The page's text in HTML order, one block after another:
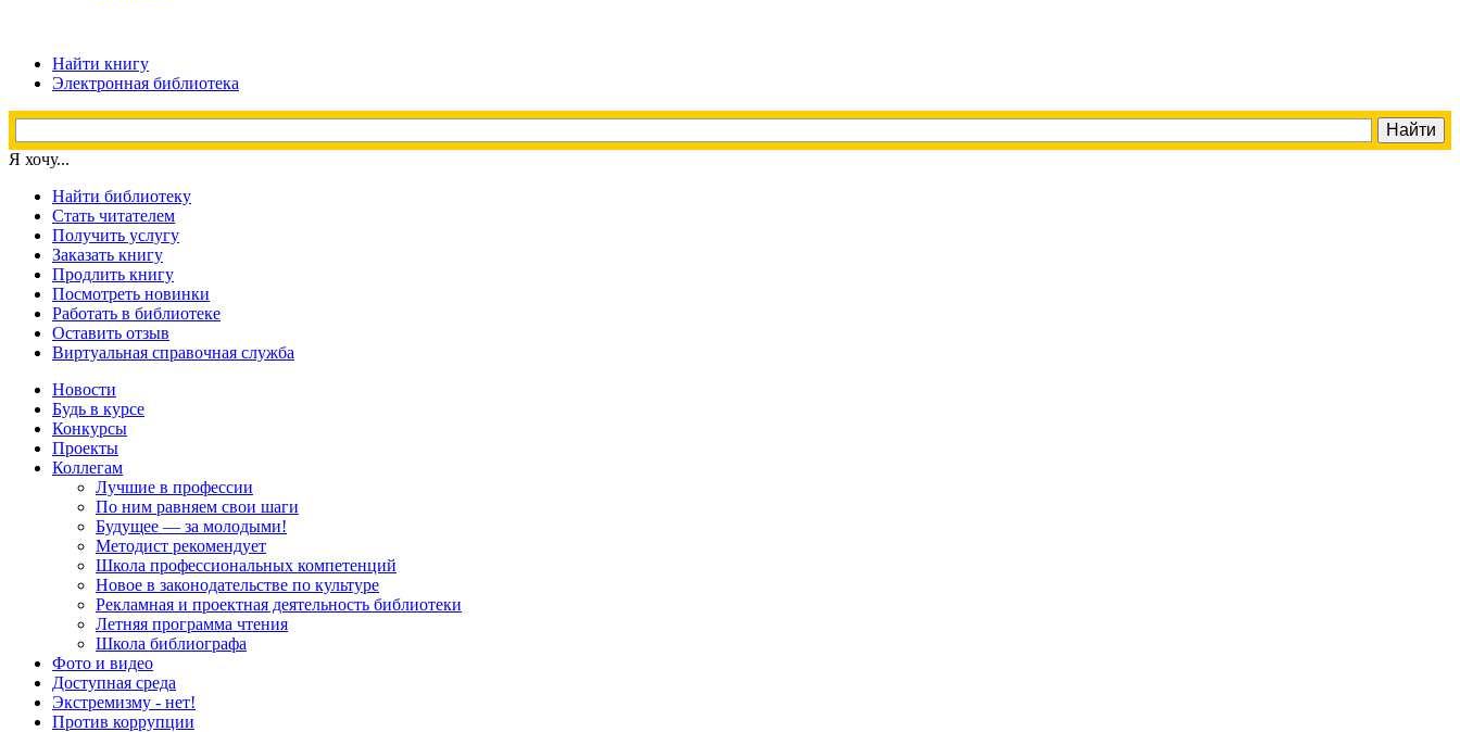
Найти книгу
Электронная библиотека
Я хочу...
Найти библиотеку
Стать читателем
Получить услугу
Заказать книгу
Продлить книгу
Посмотреть новинки
Работать в библиотеке
Оставить отзыв
Виртуальная справочная служба
Новости
Будь в курсе
Конкурсы
Проекты
Коллегам
Лучшие в профессии
По ним равняем свои шаги
Будущее — за молодыми!
Методист рекомендует
Школа профессиональных компетенций
Новое в законодательстве по культуре
Рекламная и проектная деятельность библиотеки
Летняя программа чтения
Школа библиографа
Фото и видео
Доступная среда
Экстремизму - нет!
Против коррупции